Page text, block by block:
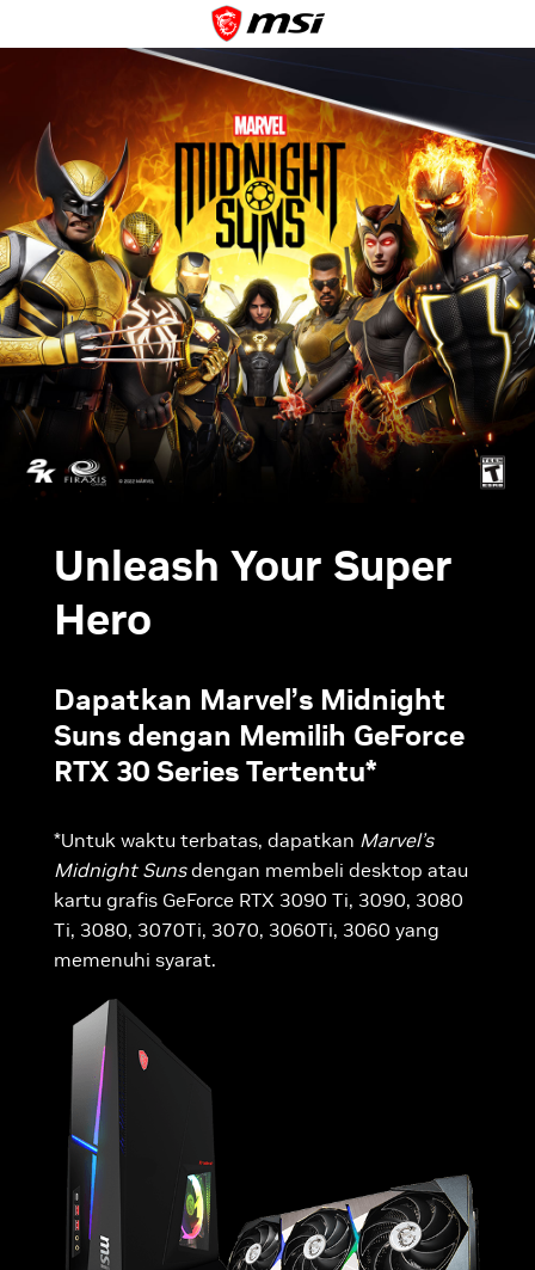
Unleash Your Super
Hero
Dapatkan Marvel’s Midnight
Suns dengan Memilih GeForce
RTX 30 Series Tertentu*
*Untuk waktu terbatas, dapatkan Marvel’s
Midnight Sunsdengan membeli desktop atau
kartu grafis GeForce RTX 3090 Ti, 3090, 3080
Ti, 3080, 3070Ti, 3070, 3060Ti, 3060 yang
memenuhi syarat.